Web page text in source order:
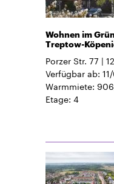
Wohnen im
Treptow-
Porzer Str. 77
Verfügbar ab
Warmmiete
Etage 4